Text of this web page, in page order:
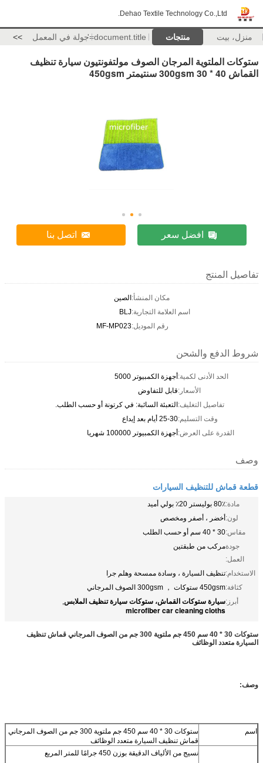
Dehao Textile Technology Co.,Ltd.
منزل، بيت منتجات document.title=' جولة في المعمل >>
ستوكات الملتوية المرجان الصوف مولتفونتيون سيارة تنظيف
القماش 300gsm 30 * 40 سنتيمتر 450gsm
افضل سعر اتصل بنا
تفاصيل المنتج
مكان المنشأ:الصين
اسم العلامة التجارية:BLJ
رقم الموديل:MF-MP023
شروط الدفع والشحن
الحد الأدنى لكمية:أجهزة الكمبيوتر 5000
الأسعار:قابل للتفاوض
تفاصيل التغليف:التعبئة السائبة: في كرتونة أو حسب الطلب.
وقت التسليم:25-30 أيام بعد إيداع
القدرة على العرض:أجهزة الكمبيوتر 100000 شهريا
وصف
قطعة قماش للتنظيف السيارات
مادة:80٪ بوليستر 20٪ بولي أميد
لون:أخضر ، أصفر ومخصص
مقاس:30 * 40 سم أو حسب الطلب
جودة
العمل:
مركب من طبقتين
الاستخدام:تنظيف السيارة ، وسادة ممسحة وهلم جرا
كثافة:450gsm ستوكات ， 300gsm الصوف المرجاني
أبرز:سيارة ستوكات القماش، ستوكات سيارة تنظيف الملابس,
microfiber car cleaning cloths
ستوكات 30 * 40 سم 450 جم ملتوية 300 جم من الصوف المرجاني قماش تنظيف
السيارة متعدد الوظائف
وصف:
اسم
ستوكات 30 * 40 سم 450 جم ملتوية 300 جم من الصوف المرجاني
قماش تنظيف السيارة متعدد الوظائف
نسيج من الألياف الدقيقة بوزن 450 جرامًا للمتر المربع